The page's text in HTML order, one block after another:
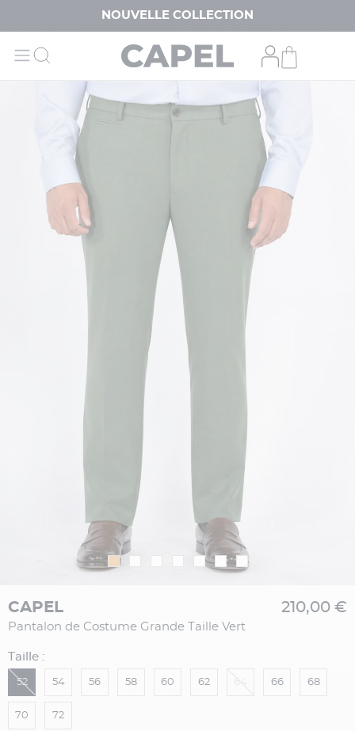
NOUVELLE COLLECTION
CAPEL
Pantalon de Costume Grande Taille Vert
210,00 €
Taille :
52 54 56 58 60 62 66 68
70 72